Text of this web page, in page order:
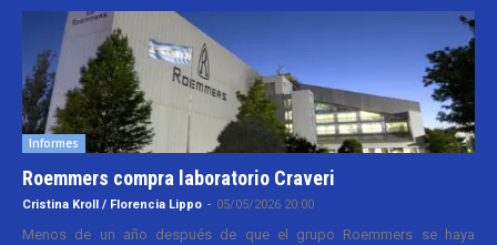
Informes
Roemmers compra laboratorio Craveri
Cristina Kroll / Florencia Lippo - 05/05/2026 20:00
Menos de un año después de que el grupo Roemmers se haya